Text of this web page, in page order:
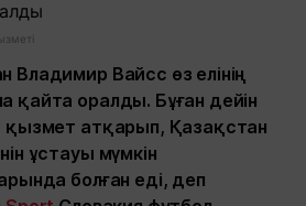
Владимир Вайсс өз елінің
қайта оралды. Бұған дейін
қызмет атқарып, Қазақстан
ұстауы мүмкін
болған еді, деп